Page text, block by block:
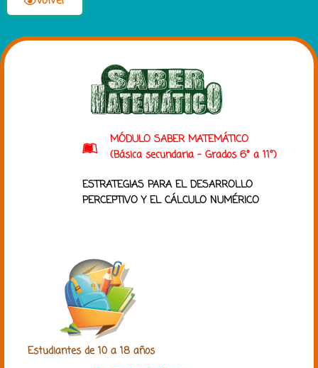
MÓDULO SABER MATEMÁTICO
(Básica secundaria - Grados 6° a 11°)
ESTRATEGIAS PARA EL DESARROLLO
PERCEPTIVO Y EL CÁLCULO NUMÉRICO
Estudiantes de 10 a 18 años